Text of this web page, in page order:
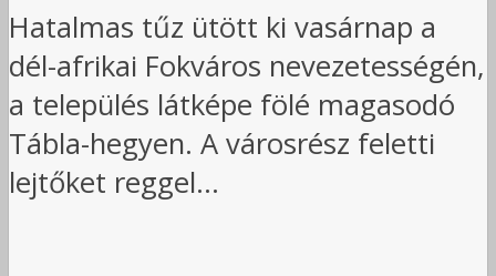
Hatalmas tűz ütött ki vasárnap a
dél-afrikai Fokváros nevezetességén,
a település látképe fölé magasodó
Tábla-hegyen. A városrész feletti
lejtőket reggel...